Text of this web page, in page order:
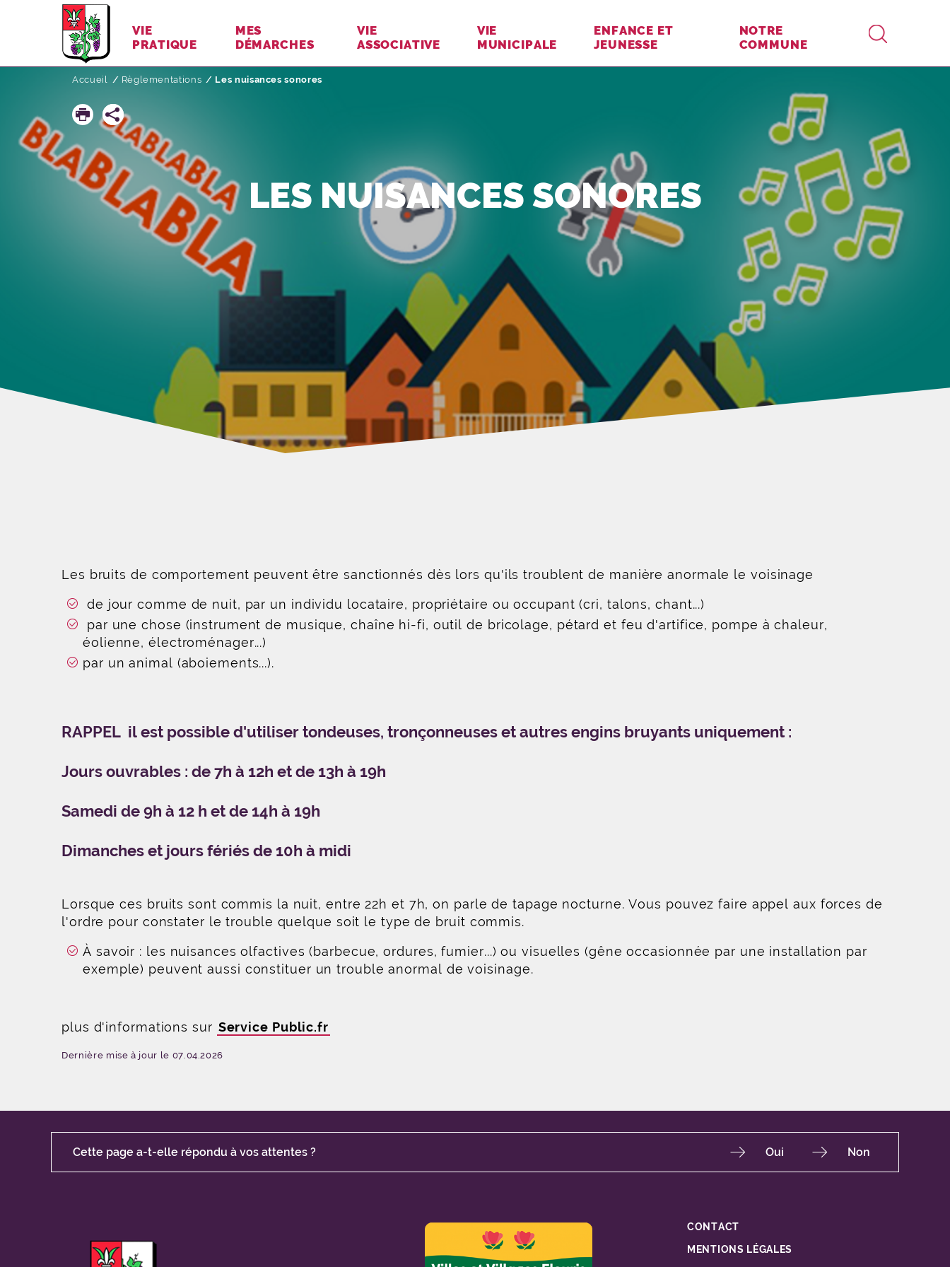
VIE
PRATIQUE
MES
DÉMARCHES
VIE
ASSOCIATIVE
VIE
MUNICIPALE
ENFANCE ET
JEUNESSE
NOTRE
COMMUNE
Accueil Règlementations Page active :
Les nuisances sonores
LES NUISANCES SONORES
Les bruits de comportement peuvent être sanctionnés dès lors qu'ils troublent de manière anormale le voisinage
de jour comme de nuit, par un individu locataire, propriétaire ou occupant (cri, talons, chant...)
par une chose (instrument de musique, chaîne hi-fi, outil de bricolage, pétard et feu d'artifice, pompe à chaleur,
éolienne, électroménager...)
par un animal (aboiements...).
RAPPEL il est possible d'utiliser tondeuses, tronçonneuses et autres engins bruyants uniquement :
Jours ouvrables : de 7h à 12h et de 13h à 19h
Samedi de 9h à 12 h et de 14h à 19h
Dimanches et jours fériés de 10h à midi
Lorsque ces bruits sont commis la nuit, entre 22h et 7h, on parle de tapage nocturne. Vous pouvez faire appel aux forces de
l'ordre pour constater le trouble quelque soit le type de bruit commis.
À savoir : les nuisances olfactives (barbecue, ordures, fumier...) ou visuelles (gêne occasionnée par une installation par
exemple) peuvent aussi constituer un trouble anormal de voisinage.
plus d'informations sur Service Public.fr
Dernière mise à jour le 07.04.2026
Cette page a-t-elle répondu à vos attentes ? Non
Oui
CONTACT
MENTIONS LÉGALES